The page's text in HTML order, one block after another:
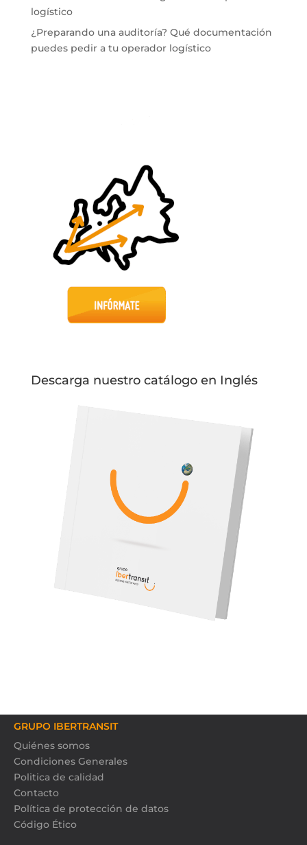
logístico
¿Preparando una auditoría? Qué documentación
puedes pedir a tu operador logístico
Descarga nuestro catálogo en Inglés
GRUPO IBERTRANSIT
Quiénes somos
Condiciones Generales
Politica de calidad
Contacto
Política de protección de datos
Código Ético